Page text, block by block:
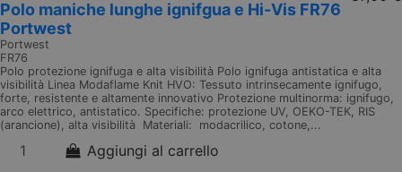
Polo maniche lunghe ignifgua e Hi-Vis FR76
Portwest
Portwest
FR76
Polo protezione ignifuga e alta visibilità Polo ignifuga antistatica e alta
visibilità Linea Modaflame Knit HVO: Tessuto intrinsecamente ignifugo,
forte, resistente e altamente innovativo Protezione multinorma: ignifugo,
arco elettrico, antistatico. Specifiche: protezione UV, OEKO-TEK, RIS
(arancione), alta visibilità Materiali: modacrilico, cotone,...
Aggiungi al carrello